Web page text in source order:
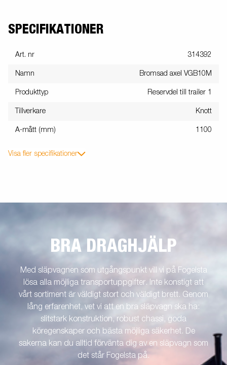
SPECIFIKATIONER
Art. nr 314392
Namn Bromsad axel VGB10M
Produkttyp Reservdel till trailer 1
Tillverkare Knott
A-mått (mm) 1100
Visa fler specifikationer
BRA DRAGHJÄLP
Med släpvagnen som utgångspunkt vill vi på Fogelsta
lösa alla möjliga transportuppgifter. Inte konstigt att
vårt sortiment är väldigt stort och väldigt brett. Genom
lång erfarenhet, vet vi att en bra släpvagn ska ha:
slitstark konstruktion, robust chassi, goda
köregenskaper och bästa möjliga säkerhet. De
sakerna kan du alltid förvänta dig av en släpvagn som
det står Fogelsta på.